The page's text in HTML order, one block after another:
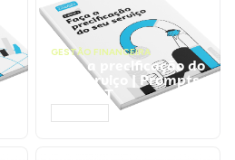
GESTÃO FINANCEIRA
Faça a precificação do
seu serviço | Prompts
ChatGPT